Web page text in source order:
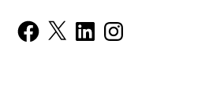
Facebook
X LinkedInInstagram